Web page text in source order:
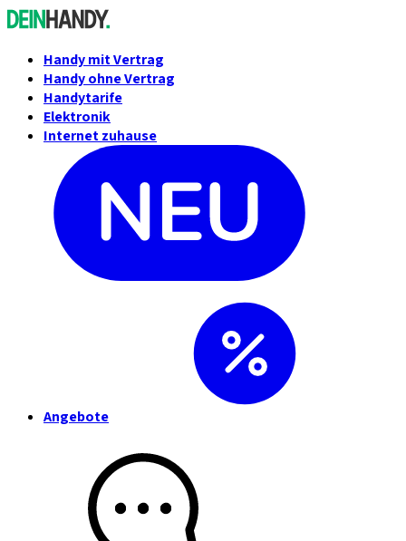
Handy mit Vertrag
Handy ohne Vertrag
Handytarife
Elektronik
Internet zuhause
Angebote